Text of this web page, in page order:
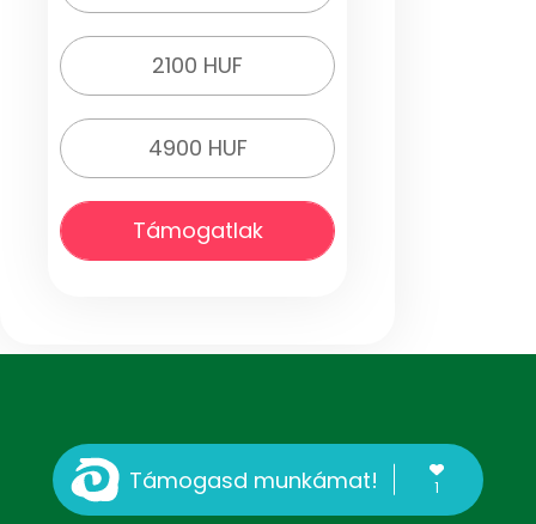
2100 HUF
4900 HUF
Támogatlak
Támogasd munkámat! 1